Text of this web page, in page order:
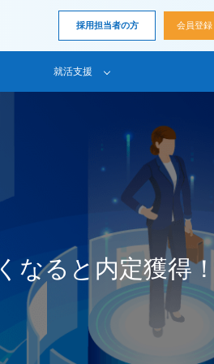
採用担当者の方
会員登録
就活支援
なると内定獲得